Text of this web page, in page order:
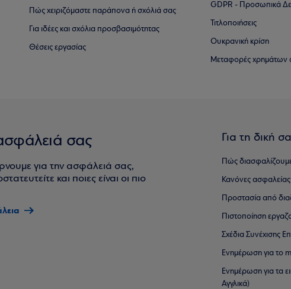
Πώς χειριζόμαστε παράπονα ή σχόλιά σας
Για ιδέες και σχόλια προσβασιμότητας
Θέσεις εργασίας
GDPR - Προσωπικά
Τιτλοποιήσεις
Ουκρανική κρίση
Μεταφορές χρημάτων
σας
για την ασφάλειά σας,
και ποιες είναι οι πιο
Για τη δική
Πώς
Κανόνες ασφαλείας
Προστασία από
Πιστοποίηση
Σχέδια Συνέχισης
Ενημέρωση για το
Ενημέρωση για τα
Αγγλικά)